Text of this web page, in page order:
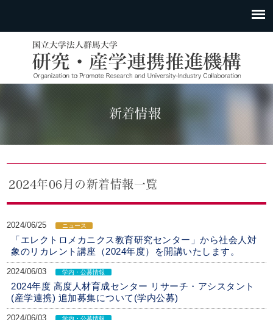
新着情報
2024年06月の新着情報一覧
2024/06/25 ニュース
「エレクトロメカニクス教育研究センター」から社会人対
象のリカレント講座（2024年度）を開講いたします。
2024/06/03 学内・公募情報
2024年度 高度人材育成センター リサーチ・アシスタント
(産学連携) 追加募集について(学内公募)
2024/06/03 学内・公募情報